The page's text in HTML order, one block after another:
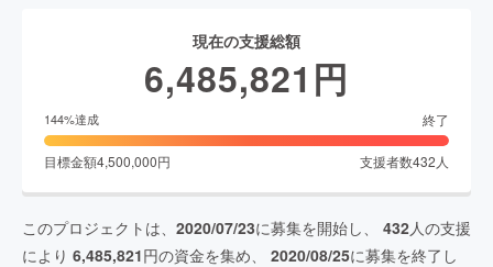
現在の支援総額
6,485,821 円
144%達成 終了
目標金額4,500,000円 支援者数432 人
このプロジェクトは、 2020/07/23に募集を開始し、 432人の支援
により 6,485,821円の資金を集め、 2020/08/25に募集を終了し